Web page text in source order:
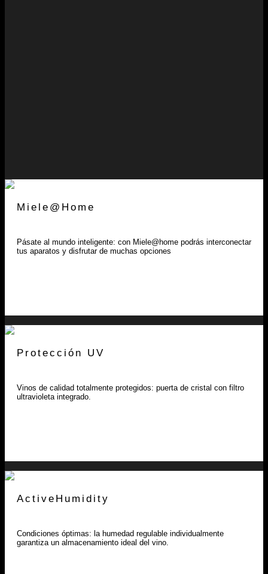
Miele@Home
Pásate al mundo inteligente: con Miele@home podrás interconectar
tus aparatos y disfrutar de muchas opciones
Protección UV
Vinos de calidad totalmente protegidos: puerta de cristal con filtro
ultravioleta integrado.
ActiveHumidity
Condiciones óptimas: la humedad regulable individualmente
garantiza un almacenamiento ideal del vino.